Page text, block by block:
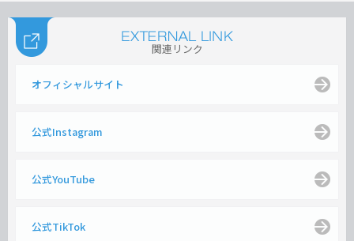
関連リンク
オフィシャルサイト
公式Instagram
公式YouTube
公式TikTok